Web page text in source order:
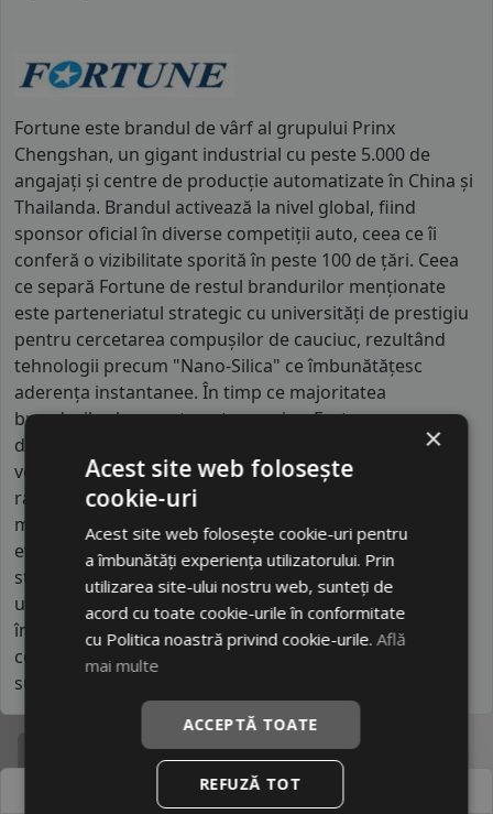
Fortune este brandul de vârf al grupului Prinx
Chengshan, un gigant industrial cu peste 5.000 de
angajați și centre de producție automatizate în China și
Thailanda. Brandul activează la nivel global, fiind
sponsor oficial în diverse competiții auto, ceea ce îi
conferă o vizibilitate sporită în peste 100 de țări. Ceea
ce separă Fortune de restul brandurilor menționate
este parteneriatul strategic cu universități de prestigiu
pentru cercetarea compușilor de cauciuc, rezultând
tehnologii precum "Nano-Silica" ce îmbunătățesc
aderența instantanee. În timp ce majoritatea
brandurilor low-cost sunt generice, Fortune se
diferențiază prin specializarea în anvelope pentru
vehicule comerciale ușoare, unde carcasa lor
ranforsată oferă o rezistență la încărcare mult peste
media pieței. Designul lor este optimizat pentru
evacuarea rapidă a căldurii, prevenind degradarea
structurală la viteze mari. Fortune se poziționează ca
un brand tehnologizat, oferind o siguranță activă de
încredere și o precizie a direcției care imită
comportamentul anvelopelor din clasa medie
superioară.
Specificatii
×
Acest site web folosește
cookie-uri
Acest site web folosește cookie-uri pentru
a îmbunătăți experiența utilizatorului. Prin
utilizarea site-ului nostru web, sunteți de
acord cu toate cookie-urile în conformitate
cu Politica noastră privind cookie-urile.Află
mai multe
ACCEPTĂ TOATE
REFUZĂ TOT